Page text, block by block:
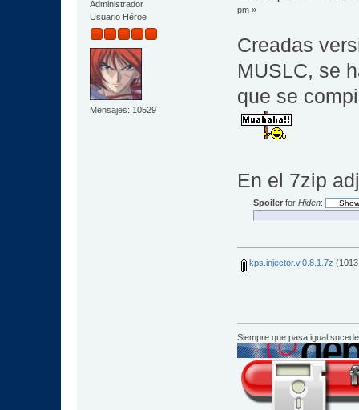
Administrador
Usuario Héroe
Mensajes: 10529
pm »
Creadas
MUSLC, se
que se
En el 7zip
Spoilerfor Hiden:
kps.injector.v.0.8.1.7z
Siempre que pasa igual